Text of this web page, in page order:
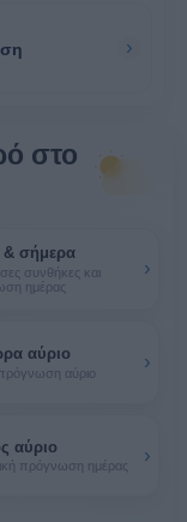
›
στο
σήμερα
συνθήκες και
ημέρας
›
αύριο
αύριο ›
αύριο
πρόγνωση ημέρας ›